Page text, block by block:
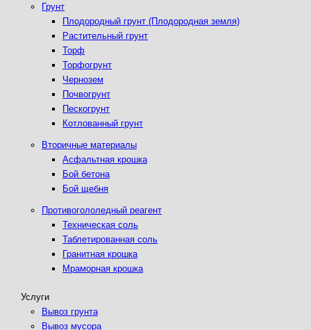
Грунт
Плодородный грунт (Плодородная земля)
Растительный грунт
Торф
Торфогрунт
Чернозем
Почвогрунт
Пескогрунт
Котлованный грунт
Вторичные материалы
Асфальтная крошка
Бой бетона
Бой щебня
Противогололедный реагент
Техническая соль
Таблетированная соль
Гранитная крошка
Мраморная крошка
Услуги
Вывоз грунта
Вывоз мусора